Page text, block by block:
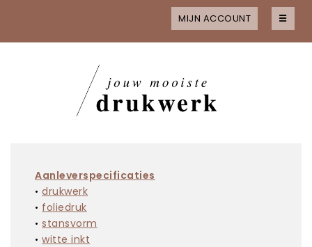
☰
MIJN ACCOUNT
Alle producten
MAAK JE KEUZE
Kaarten met spot uv
Flyers
Flyers met folie
Flyers met spot-uv
Aanleverspecificaties
•drukwerk
• foliedruk
•stansvorm
•witte inkt